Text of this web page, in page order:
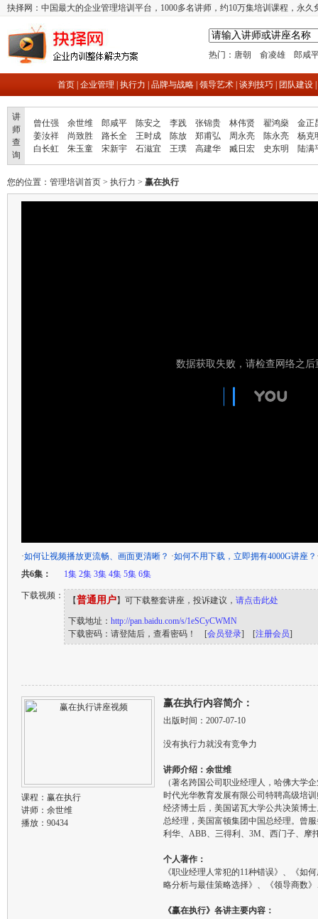
抉择网：中国最大的企业管理培训平台，1000多名讲师，约10万集培训课程，永
热门： 唐朝 俞凌雄 郎咸
首页| 企业管理 执行力 品牌与战略| 领导艺术| 谈判技巧| 团队建设|
讲
师
查
询
曾仕强 余世维 郎咸平 陈安之 李践 张锦贵 林伟贤 翟鸿燊
金正
姜汝祥
尚致胜 路长全 王时成 陈放 郑甫弘 周永亮 陈永亮
杨克
白长虹
朱玉童 宋新宇 石滋宜 王璞 高建华 臧日宏 史东明 陆满
您的位置： 管理培训首页 > 执行力 > 赢在执行
·如何让视频播放更流畅、画面更清晰？ ·如何不用下载，立即拥有4000G讲座？
共6集：
1集 2集 3集 4集 5集 6集
下载视频： 【普通用户】可下载整套讲座，投诉建议， 请点击此处
下载地址： http://pan.baidu.com/s/1eSCyCWMN
下载密码：请登陆后，查看密码！ [会员登录] [注册会员]
课程： 赢在执行
讲师： 余世维
播放：90434
赢在执行内容简介：
出版时间：2007-07-10
没有执行力就没有竞争力
讲师介绍：余世维
（著名跨国公司职业经理人，哈佛大学
时代光华教育发展有限公司特聘高级培
经济博士后，美国诺瓦大学公共决策博
总经理，美国富顿集团中国总经理。曾
利华、ABB、三得利、3M、西门子、摩
个人著作：
《职业经理人常犯的11种错误》、《如
略分析与最佳策略选择》、《领导商数
《赢在执行》各讲主要内容：